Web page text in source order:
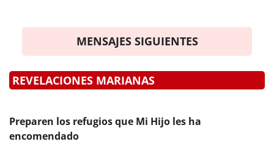
MENSAJES SIGUIENTES
REVELACIONES MARIANAS
Preparen los refugios que Mi Hijo les ha
encomendado